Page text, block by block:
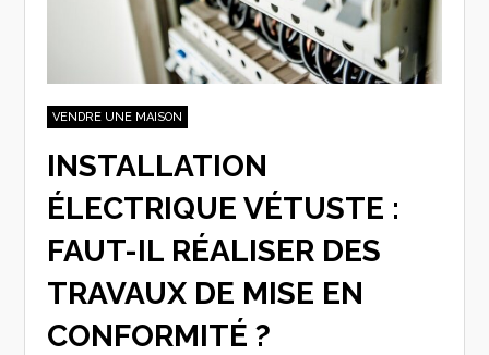
VENDRE UNE MAISON
INSTALLATION
ÉLECTRIQUE VÉTUSTE :
FAUT-IL RÉALISER DES
TRAVAUX DE MISE EN
CONFORMITÉ ?